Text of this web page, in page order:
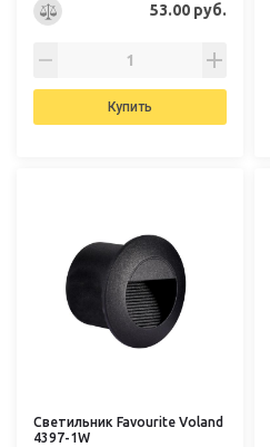
53.00 руб.
Купить
Светильник Favourite Voland
4397-1W